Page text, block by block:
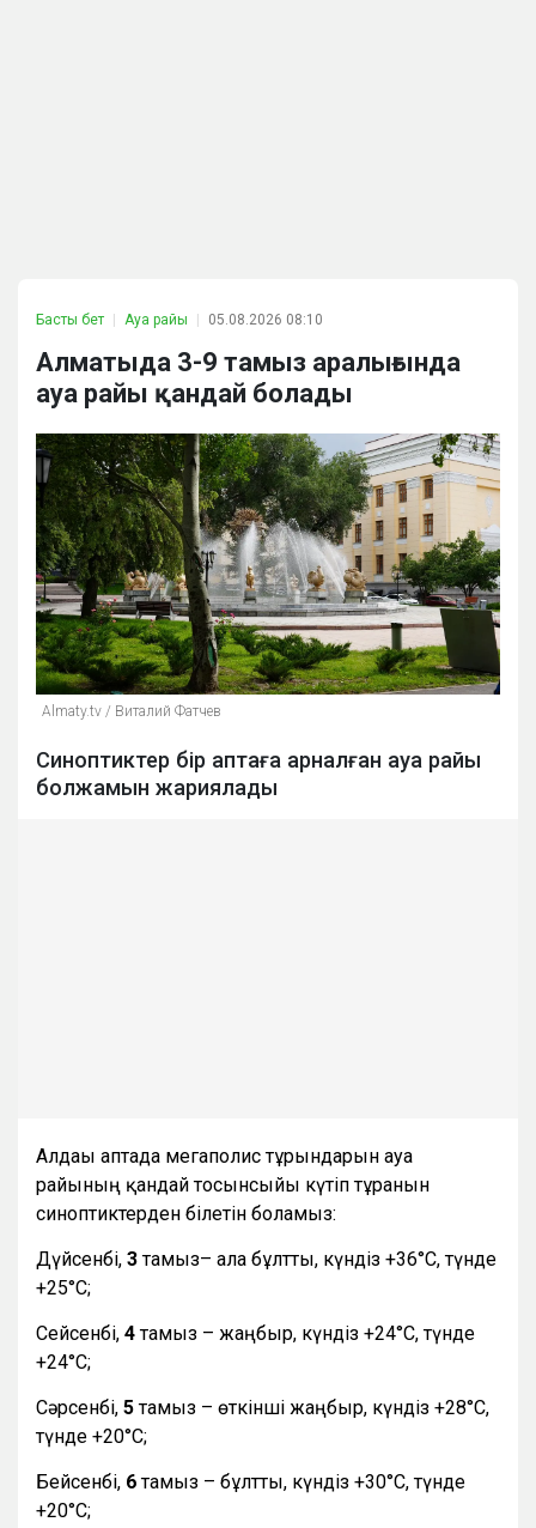
Басты бет Ауа райы 05.08.2026 08:10
Алматыда 3-9 тамыз аралығында
ауа райы қандай болады
Аlmaty.tv / Виталий Фатчев
Синоптиктер бір аптаға арналған ауа райы
болжамын жариялады
Алдағы аптада мегаполис тұрғындарын ауа
райының қандай тосынсыйы күтіп тұрғанын
синоптиктерден білетін боламыз:
Дүйсенбі, 3тамыз– ала бұлтты, күндіз +36°С, түнде
+25°С;
Сейсенбі, 4тамыз – жаңбыр, күндіз +24°С, түнде
+24°С;
Сәрсенбі, 5тамыз – өткінші жаңбыр, күндіз +28°С,
түнде +20°С;
Бейсенбі, 6тамыз – бұлтты, күндіз +30°С, түнде
+20°С;